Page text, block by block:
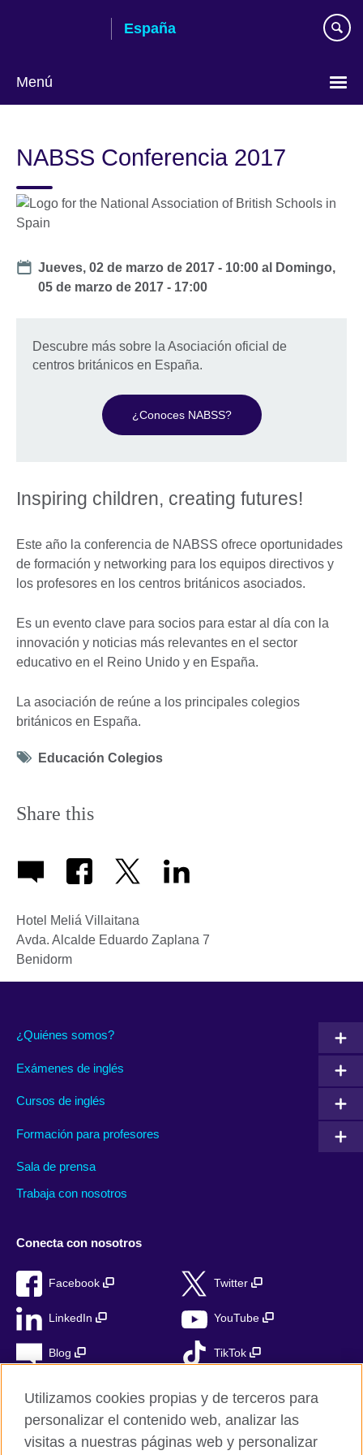
España
Menú
NABSS Conferencia 2017
Date
Jueves, 02 de marzo de 2017 - 10:00 al
Domingo,
05 de marzo de 2017 - 17:00
Descubre más sobre la Asociación oficial de
centros británicos en España.
¿Conoces NABSS?
Inspiring children, creating futures!
Este año la conferencia de NABSS ofrece oportunidades
de formación y networking para los equipos directivos y
los profesores en los centros británicos asociados.
Es un evento clave para socios para estar al día con la
innovación y noticias más relevantes en el sector
educativo en el Reino Unido y en España.
La asociación de reúne a los principales colegios
británicos en España.
Tag
Educación Colegios
Share this
Hotel Meliá Villaitana
Avda. Alcalde Eduardo Zaplana 7
Benidorm
¿Quiénes somos?
Exámenes de inglés
Cursos de inglés
Formación para profesores
Sala de prensa
Trabaja con nosotros
Conecta con nosotros
Facebook Twitter
LinkedIn YouTube
Blog TikTok
British Council Global
Utilizamos cookies propias y de terceros para
personalizar el contenido web, analizar las
visitas a nuestras páginas web y personalizar